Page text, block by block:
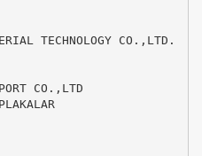
TECHNOLOGY CO.,LTD.
CO.,LTD